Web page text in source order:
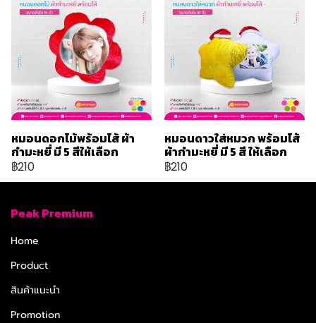
หมอนดอกไม้พร้อมไส้ ผ้า
กำมะหยี่ มี 5 สีให้เลือก
฿210
หมอนดาวใส่หมวก พร้อมไส้
ผ้ากำมะหยี่ มี 5 สี ให้เลือก
฿210
Peak Premium
Home
Product
สินค้าแนะนำ
Promotion